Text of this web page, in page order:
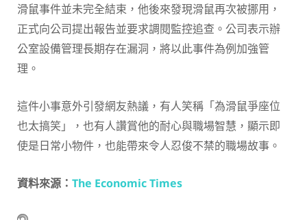
滑鼠事件並未完全結束，他後來發現滑鼠再次被挪用，
正式向公司提出報告並要求調閱監控追查。公司表示辦
公室設備管理長期存在漏洞，將以此事件為例加強管
理。
這件小事意外引發網友熱議，有人笑稱「為滑鼠爭座位
也太搞笑」，也有人讚賞他的耐心與職場智慧，顯示即
使是日常小物件，也能帶來令人忍俊不禁的職場故事。
資料來源： The Economic Times